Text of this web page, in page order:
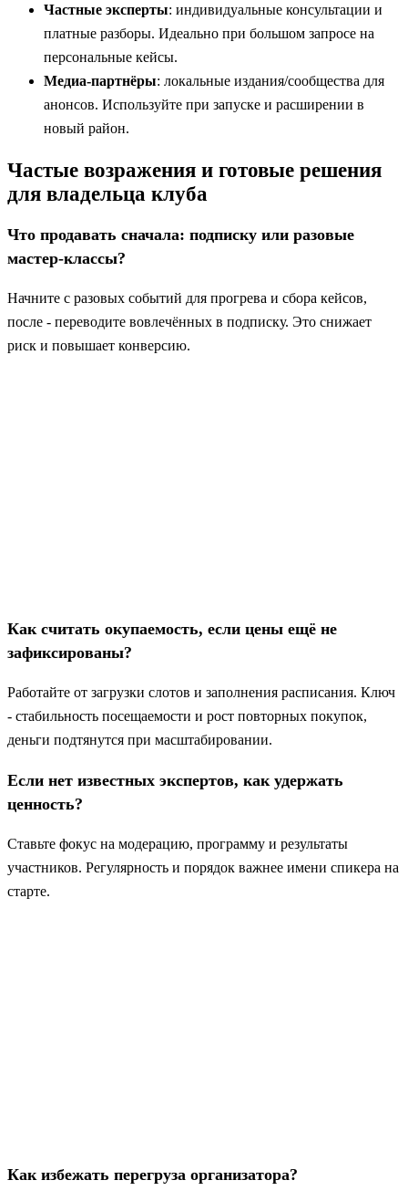
Частные эксперты: индивидуальные консультации и
платные разборы. Идеально при большом запросе на
персональные кейсы.
Медиа‑партнёры: локальные издания/сообщества для
анонсов. Используйте при запуске и расширении в
новый район.
Частые возражения и готовые решения
для владельца клуба
Что продавать сначала: подписку или разовые
мастер‑классы?
Начните с разовых событий для прогрева и сбора кейсов,
после - переводите вовлечённых в подписку. Это снижает
риск и повышает конверсию.
Как считать окупаемость, если цены ещё не
зафиксированы?
Работайте от загрузки слотов и заполнения расписания. Ключ
- стабильность посещаемости и рост повторных покупок,
деньги подтянутся при масштабировании.
Если нет известных экспертов, как удержать
ценность?
Ставьте фокус на модерацию, программу и результаты
участников. Регулярность и порядок важнее имени спикера на
старте.
Как избежать перегруза организатора?